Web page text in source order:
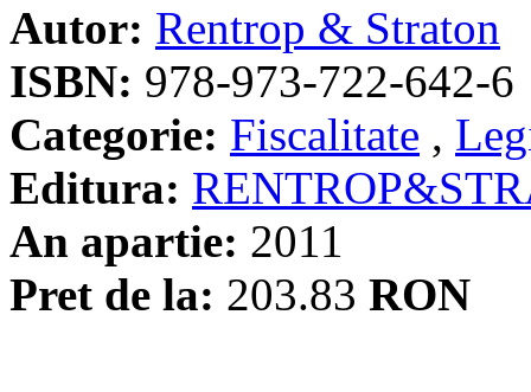
Autor: Rentrop & Straton
ISBN: 978-973-722-642-6
Categorie: Fiscalitate ,
Editura:
An apartie: 2011
Pret de la: 203.83 RON